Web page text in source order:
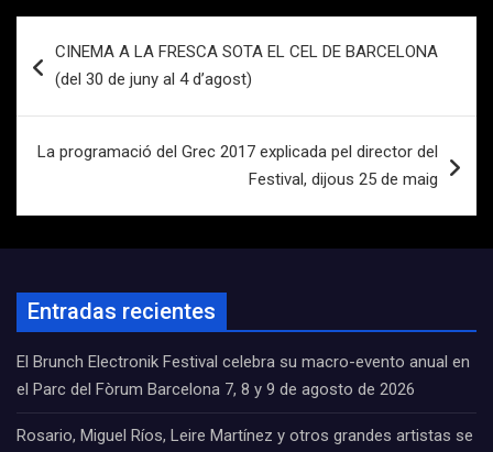
de
CINEMA A LA FRESCA SOTA EL CEL DE BARCELONA
(del 30 de juny al 4 d’agost)
La programació del Grec 2017 explicada pel director del
Festival, dijous 25 de maig
Entradas recientes
El Brunch Electronik Festival celebra su macro-evento anual en
el Parc del Fòrum Barcelona 7, 8 y 9 de agosto de 2026
Rosario, Miguel Ríos, Leire Martínez y otros grandes artistas se